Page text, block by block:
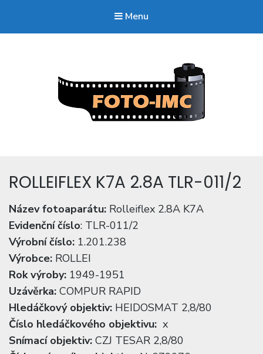
Menu
ROLLEIFLEX K7A 2.8A TLR-011/2
Název fotoaparátu: Rolleiflex 2.8A K7A
Evidenční číslo: TLR-011/2
Výrobní číslo: 1.201.238
Výrobce: ROLLEI
Rok výroby: 1949-1951
Uzávěrka: COMPUR RAPID
Hledáčkový objektiv: HEIDOSMAT 2,8/80
Číslo hledáčkového objektivu: x
Snímací objektiv: CZJ TESAR 2,8/80